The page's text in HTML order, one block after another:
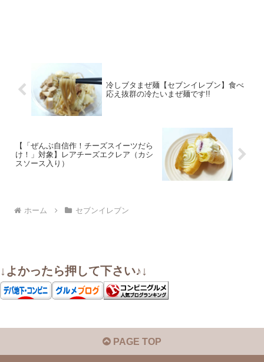
冷しブタまぜ麺【セブンイレブン】食べ
応え抜群の冷たいまぜ麺です!!
【「ぜんぶ自信作！チーズスイーツだら
け！」対象】レアチーズエクレア（カシ
スソース入り）
ホーム セブンイレブン
↓よかったら押して下さい♪↓
PAGE TOP